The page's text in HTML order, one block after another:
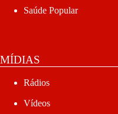
Saúde Popular
MÍDIAS
Rádios
Vídeos